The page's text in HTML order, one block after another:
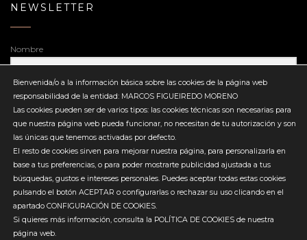
NEWSLETTER
Nombre
Dirección de correo electrónico
Enviar
Bienvenida/o a la información básica sobre las cookies de la página web
responsabilidad de la entidad: MARCOS FIGUEIREDO MORENO
Las cookies pueden ser de varios tipos: las cookies técnicas son necesarias para
que nuestra página web pueda funcionar, no necesitan de tu autorización y son
las únicas que tenemos activadas por defecto.
El resto de cookies sirven para mejorar nuestra página, para personalizarla en
base a tus preferencias, o para poder mostrarte publicidad ajustada a tus
búsquedas, gustos e intereses personales. Puedes aceptar todas estas cookies
pulsando el botón ACEPTAR o configurarlas o rechazar su uso clicando en el
apartado CONFIGURACIÓN DE COOKIES.
Si quieres más información, consulta la POLÍTICA DE COOKIES de nuestra
página web.